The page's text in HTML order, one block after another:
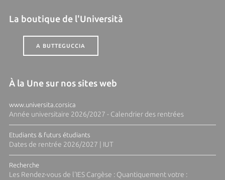
La boutique de l'Università
A BUTTEGUCCIA
À la Une sur nos sites web
www.universita.corsica
Année universitaire 2026/2027 - Calendrier des rentrées
Etudiants & futurs étudiants
Dates de rentrée 2026/2027 | IUT
Recherche
Les Rendez-vous de l'IES Cargèse : Quantiquement votre :